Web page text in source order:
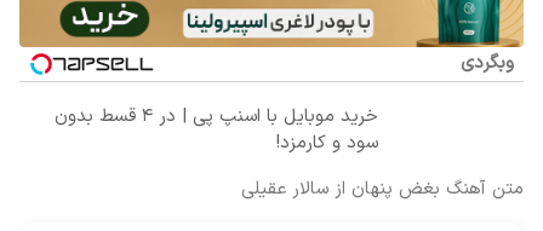
وبگردی
خرید موبایل با اسنپ پی | در ۴ قسط بدون
سود و کارمزد!
متن آهنگ بغض پنهان از سالار عقیلی